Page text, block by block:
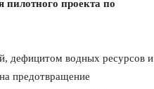
проекта по
дефицитом водных ресурсов и
предотвращение